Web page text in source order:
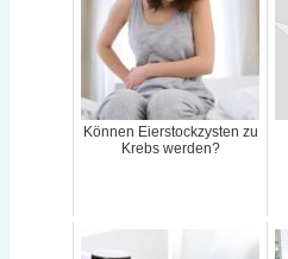
Können Eierstockzysten zu
Krebs werden?